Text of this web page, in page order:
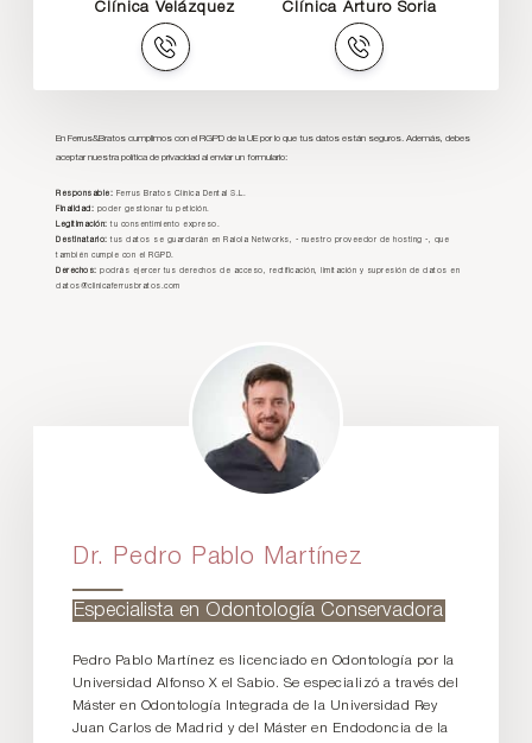
Clínica Velázquez Clínica Arturo Soria
En Ferrus&Bratos cumplimos con el RGPD de la UE por lo que tus datos están seguros. Además, debes
aceptar nuestra política de privacidad al enviar un formulario:
Responsable: Ferrus Bratos Clínica Dental S.L.
Finalidad: poder gestionar tu petición.
Legitimación: tu consentimiento expreso.
Destinatario: tus datos se guardarán en Raiola Networks, - nuestro proveedor de hosting -, que
también cumple con el RGPD.
Derechos: podrás ejercer tus derechos de acceso, rectificación, limitación y supresión de datos en
datos@clinicaferrusbratos.com
Dr. Pedro Pablo Martínez
Especialista en Odontología Conservadora
Pedro Pablo Martínez es licenciado en Odontología por la
Universidad Alfonso X el Sabio. Se especializó a través del
Máster en Odontología Integrada de la Universidad Rey
Juan Carlos de Madrid y del Máster en Endodoncia de la